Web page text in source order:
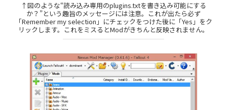
↑図のような“読み込み専用のplugins.txtを書き込み可能にする
か？”という趣旨のメッセージには注意。これが出たら必ず
「Remember my selection」にチェックをつけた後に「Yes」をク
リックします。これをミスるとModがきちんと反映されません。